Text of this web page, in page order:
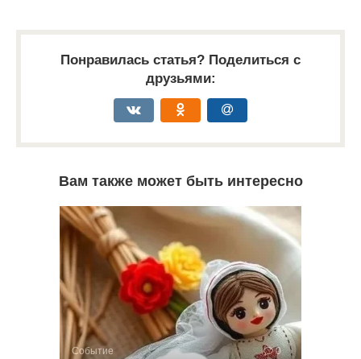
Понравилась статья? Поделиться с
друзьями:
Вам также может быть интересно
Событие 0